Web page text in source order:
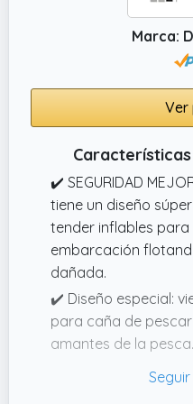
actualizar tu bote
motor fueraborda
máximo. Tome un
Marca:
Ver
✔️ SEGURIDAD
tiene un diseño
tender inflables para
embarcación
dañada.
✔️ Diseño especial:
para caña de
amantes de la